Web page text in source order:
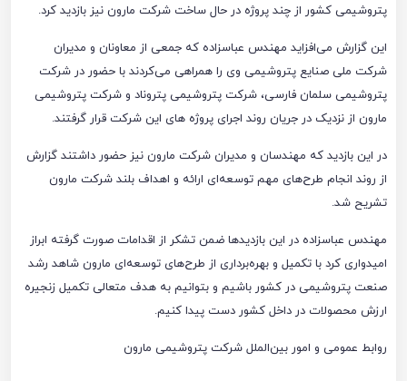
پتروشیمی کشور از چند پروژه در حال ساخت شرکت مارون نیز بازدید کرد.
این گزارش می‌افزاید مهندس عباسزاده که جمعی از معاونان و مدیران
شرکت ملی صنایع پتروشیمی وی را همراهی می‌کردند با حضور در شرکت
پتروشیمی سلمان فارسی، شرکت پتروشیمی پتروناد و شرکت پتروشیمی
مارون از نزدیک در جریان روند اجرای پروژه های این شرکت قرار گرفتند.
در این بازدید که مهندسان و مدیران شرکت مارون نیز حضور داشتند گزارش
از روند انجام طرح‌های مهم توسعه‌ای ارائه و اهداف بلند شرکت مارون
تشریح شد.
مهندس عباسزاده در این بازدید‌ها ضمن تشکر از اقدامات صورت گرفته ابراز
امیدواری کرد با تکمیل و بهره‌برداری از طرح‌های توسعه‌ای مارون شاهد رشد
صنعت پتروشیمی در کشور باشیم و بتوانیم به هدف متعالی تکمیل زنجیره
ارزش محصولات در داخل کشور دست پیدا کنیم.
روابط عمومی و امور بین‌الملل شرکت پتروشیمی مارون